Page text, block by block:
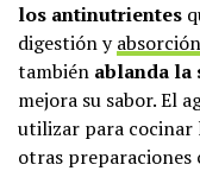
los antinutrientes
digestión y
también ablanda la
mejora su sabor. El
utilizar para cocinar
otras preparaciones